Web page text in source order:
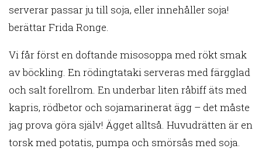
serverar passar ju till soja, eller innehåller soja!
berättar Frida Ronge.
Vi får först en doftande misosoppa med rökt smak
av böckling. En rödingtataki serveras med färgglad
och salt forellrom. En underbar liten råbiff äts med
kapris, rödbetor och sojamarinerat ägg – det måste
jag prova göra själv! Ägget alltså. Huvudrätten är en
torsk med potatis, pumpa och smörsås med soja.